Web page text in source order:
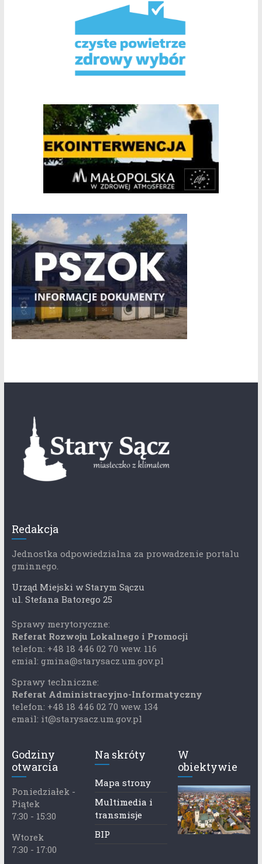
Redakcja
Jednostka odpowiedzialna za prowadzenie portalu
gminnego.
Urząd Miejski w Starym Sączu
ul. Stefana Batorego 25
Sprawy merytoryczne:
Referat Rozwoju Lokalnego i Promocji
telefon: +48 18 446 02 70 wew. 116
emial: gmina@starysacz.um.gov.pl
Sprawy techniczne:
Referat Administracyjno-Informatyczny
telefon: +48 18 446 02 70 wew. 134
email: it@starysacz.um.gov.pl
Godziny
otwarcia
Poniedziałek -
Piątek
7:30 - 15:30
Wtorek
7:30 - 17:00
Na skróty
Mapa strony
Multimedia i
transmisje
BIP
W
obiektywie